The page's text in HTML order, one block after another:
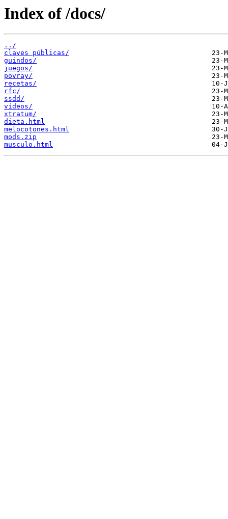
Index of /docs/
../
claves públicas/
guindos/
juegos/
povray/
recetas/
rfc/
ssdd/
vídeos/
xtratum/
dieta.html
melocotones.html
mods.zip
musculo.html